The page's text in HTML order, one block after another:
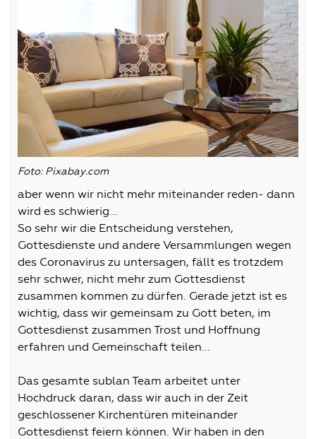
Foto: Pixabay.com
aber wenn wir nicht mehr miteinander reden- dann
wird es schwierig...
So sehr wir die Entscheidung verstehen,
Gottesdienste und andere Versammlungen wegen
des Coronavirus zu untersagen, fällt es trotzdem
sehr schwer, nicht mehr zum Gottesdienst
zusammen kommen zu dürfen. Gerade jetzt ist es
wichtig, dass wir gemeinsam zu Gott beten, im
Gottesdienst zusammen Trost und Hoffnung
erfahren und Gemeinschaft teilen...
Das gesamte sublan Team arbeitet unter
Hochdruck daran, dass wir auch in der Zeit
geschlossener Kirchentüren miteinander
Gottesdienst feiern können. Wir haben in den